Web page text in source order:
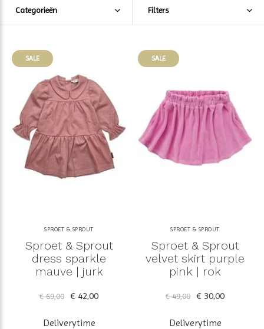
Categorieën Filters
SALE
SPROET & SPROUT
Sproet & Sprout
dress sparkle
mauve | jurk
€ 69,00 € 42,00
Deliverytime
SALE
SPROET & SPROUT
Sproet & Sprout
velvet skirt purple
pink | rok
€ 49,00 € 30,00
Deliverytime